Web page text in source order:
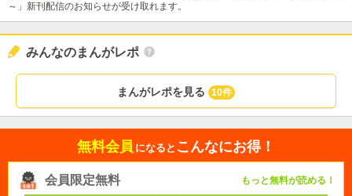
～」新刊配信のお知らせが受け取れます。
みんなのまんがレポ
まんがレポを見る 10件
無料会員 になると こんなにお得！
会員限定無料 もっと無料が読める！